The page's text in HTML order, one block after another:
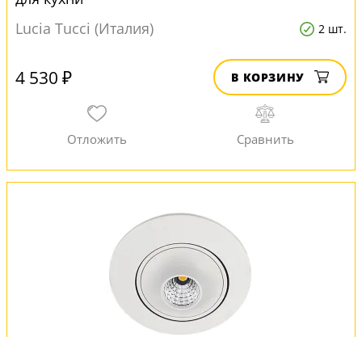
Lucia Tucci (Италия)
2 шт.
4 530 ₽ В КОРЗИНУ